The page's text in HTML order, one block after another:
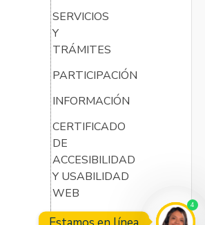
SERVICIOS
Y
TRÁMITES
PARTICIPACIÓN
INFORMACIÓN
CERTIFICADO
DE
ACCESIBILIDAD
Y USABILIDAD
WEB
4